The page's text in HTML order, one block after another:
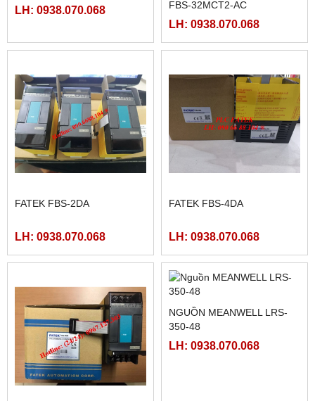
MÀN HÌNH SAMKOON SK-
LH: 0938.070.068
MCGSTPC TPC1162HII
LH: 0938.070.068
MÀN HÌNH HMIGXU3512 -
7INCH CÓ ETHRNET
LH: 0938.070.068
MÀN HÌNH FUJI HAKKO
LH: 0938.070.068
MÀN HÌNH HITECH
LH: 0938.070.068
FATEK FBS-24MAR2-AC
LH: 0938.070.068
FATEK FBS-40MCR2-AC
LH: 0938.070.068
FATEK FBS-32MCR2-AC,
FBS-32MCT2-AC
LH: 0938.070.068